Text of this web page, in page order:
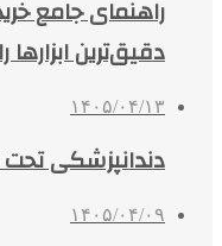
راهنمای جامع
دقیق‌ترین ابزارها
۱۴۰۵/۰۴/۱۳
دندانپزشکی
۱۴۰۵/۰۴/۰۹